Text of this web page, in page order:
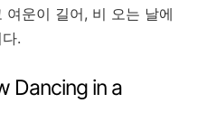
운이 길어, 비 오는 날에
.
Dancing in a